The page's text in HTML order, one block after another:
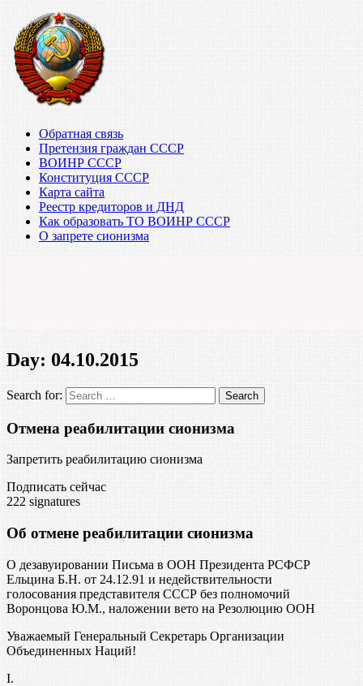
Обратная связь
Претензия граждан СССР
ВОИНР СССР
Конституция СССР
Карта сайта
Реестр кредиторов и ДНД
Как образовать ТО ВОИНР СССР
О запрете сионизма
Day: 04.10.2015
Search for:
Отмена реабилитации сионизма
Запретить реабилитацию сионизма
Подписать сейчас
222 signatures
Об отмене реабилитации сионизма
О дезавуировании Письма в ООН Президента РСФСР
Ельцина Б.Н. от 24.12.91 и недействительности
голосования представителя СССР без полномочий
Воронцова Ю.М., наложении вето на Резолюцию ООН
Уважаемый Генеральный Секретарь Организации
Объединенных Наций!
I.